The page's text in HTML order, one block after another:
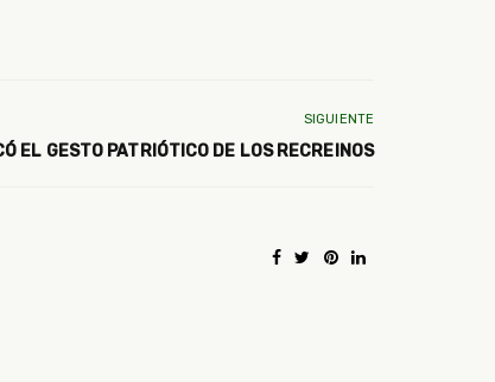
SIGUIENTE
EL GESTO PATRIÓTICO DE LOS RECREINOS